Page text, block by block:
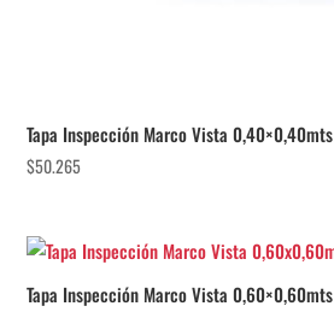
Tapa Inspección Marco Vista 0,40×0,40mts
$50.265
Tapa Inspección Marco Vista 0,60×0,60mts